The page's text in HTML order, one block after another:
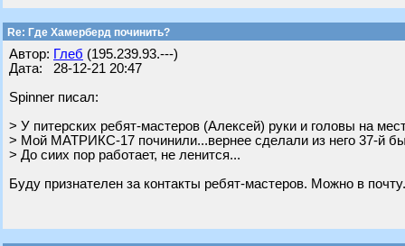
Re: Где Хамерберд починить?
Автор: Глеб (195.239.93.---)
Дата: 28-12-21 20:47
Spinner писал:
> У питерских ребят-мастеров (Алексей) руки и головы на
> Мой МАТРИКС-17 починили...вернее сделали из него 37-й
> До сиих пор работает, не ленится...
Буду признателен за контакты ребят-мастеров. Можно в почту.